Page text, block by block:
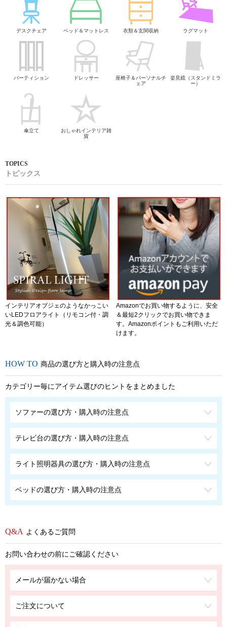
デスクチェア ベッド＆マットレス 衣類＆玄関収納 ラグマット
パーティション ドレッサー
座椅子＆パーソナルチ
ェア
姿見鏡（スタンドミラ
ー）
傘立て
おしゃれインテリア雑
貨
トピックス
インテリアオブジェのようなかっこい
いLEDフロアライト（リモコン付・調
光＆調色可能）
Amazonでお買い物するように、安全
＆最短2クリックでお買い物できま
す。Amazonポイントもご利用いただ
けます。
商品の選び方と購入時の注意点
カテゴリー毎にアイテム選びのヒントをまとめました
ソファーの選び方・購入時の注意点
テレビ台の選び方・購入時の注意点
ライト照明器具の選び方・購入時の注意点
ベッドの選び方・購入時の注意点
よくあるご質問
お問い合わせの前にご確認ください
メールが届かない場合
ご注文について